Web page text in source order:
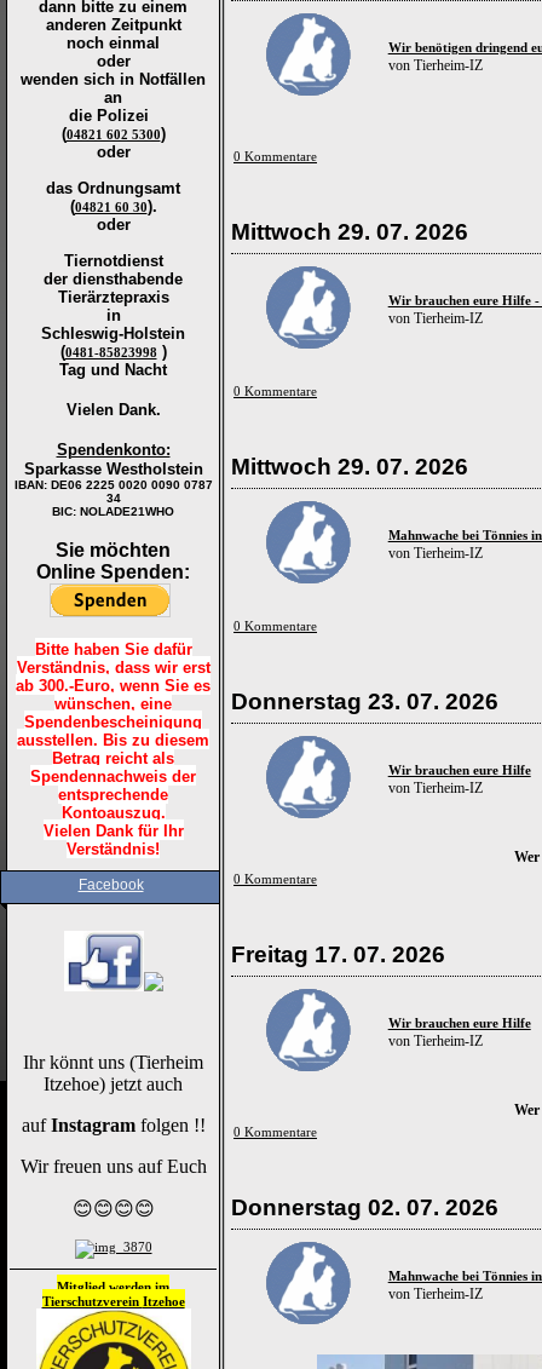
dann bitte zu einem
anderen Zeitpunkt
noch einmal
oder
wenden sich in Notfällen
an
die Polizei
(04821 602 5300)
oder
das Ordnungsamt
(04821 60 30).
oder
Tiernotdienst
der diensthabende
Tierärztepraxis
in
Schleswig-Holstein
(0481-85823998 )
Tag und Nacht
Vielen Dank.
Spendenkonto:
Sparkasse Westholstein
IBAN: DE06 2225 0020 0090 0787
34
BIC: NOLADE21WHO
Sie möchten
Online Spenden:
Bitte haben Sie dafür
Verständnis, dass wir erst
ab 300.-Euro, wenn Sie es
wünschen, eine
Spendenbescheinigung
ausstellen. Bis zu diesem
Betrag reicht als
Spendennachweis der
entsprechende
Kontoauszug.
Vielen Dank für Ihr
Verständnis!
Facebook
Ihr könnt uns (Tierheim
Itzehoe) jetzt auch
aufInstagramfolgen !!
Wir freuen uns auf Euch
😊😊😊😊
Mitglied werden im
Tierschutzverein Itzehoe
Wir benötigen dringend
von Tierheim-IZ
0 Kommentare
Mittwoch 29. 07. 2026
Wir brauchen eure Hilfe
von Tierheim-IZ
0 Kommentare
Mittwoch 29. 07. 2026
Mahnwache bei Tönnies
von Tierheim-IZ
0 Kommentare
Donnerstag 23. 07. 2026
Wir brauchen eure Hilfe
von Tierheim-IZ
0 Kommentare
Freitag 17. 07. 2026
Wir brauchen eure Hilfe
von Tierheim-IZ
0 Kommentare
Donnerstag 02. 07. 2026
Mahnwache bei Tönnies
von Tierheim-IZ